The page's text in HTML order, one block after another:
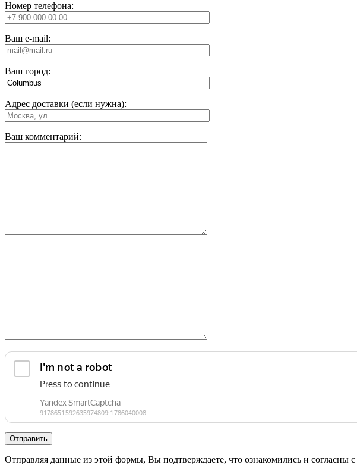
Номер телефона:
Ваш e-mail:
Ваш город:
Адрес доставки (если нужна):
Ваш комментарий:
Отправляя данные из этой формы, Вы подтверждаете, что ознакомились и согласны с